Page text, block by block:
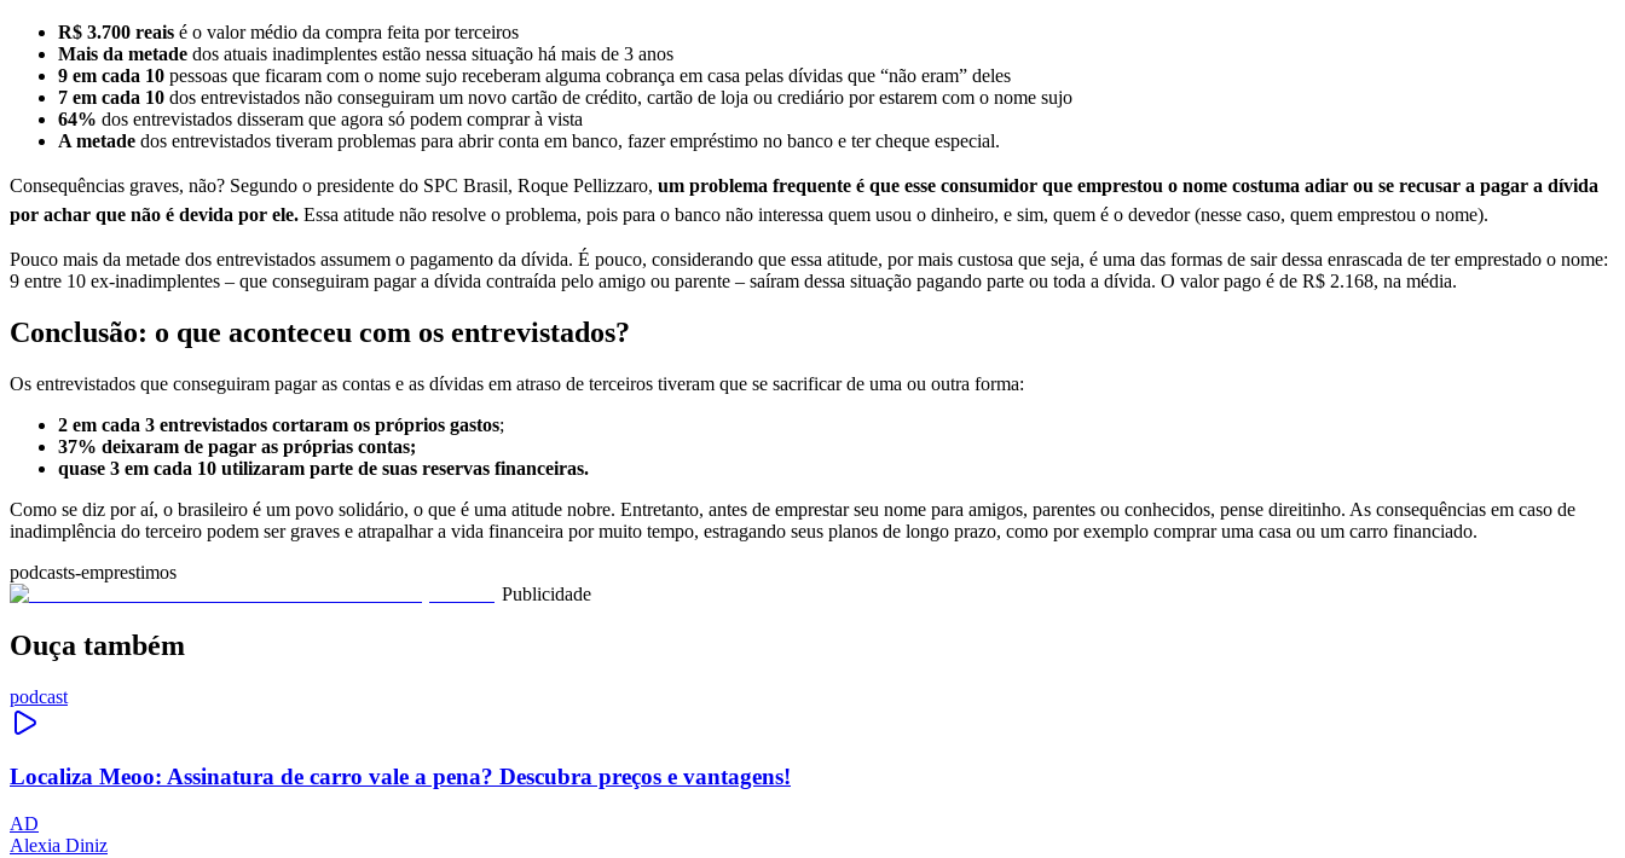
R$ 3.700 reais é o valor médio da compra feita por terceiros
Mais da metade dos atuais inadimplentes estão nessa situação há mais de 3 anos
9 em cada 10 pessoas que ficaram com o nome sujo receberam alguma cobrança em casa pelas dívidas que “não eram” deles
7 em cada 10 dos entrevistados não conseguiram um novo cartão de crédito, cartão de loja ou crediário por estarem com o nome sujo
64% dos entrevistados disseram que agora só podem comprar à vista
A metade dos entrevistados tiveram problemas para abrir conta em banco, fazer empréstimo no banco e ter cheque especial.
Consequências graves, não? Segundo o presidente do SPC Brasil, Roque Pellizzaro, um problema frequente é que esse consumidor que emprestou o nome costuma adiar ou se recusar a pagar a dívida
por achar que não é devida por ele. Essa atitude não resolve o problema, pois para o banco não interessa quem usou o dinheiro, e sim, quem é o devedor (nesse caso, quem emprestou o nome).
Pouco mais da metade dos entrevistados assumem o pagamento da dívida. É pouco, considerando que essa atitude, por mais custosa que seja, é uma das formas de sair dessa enrascada de ter emprestado o nome:
9 entre 10 ex-inadimplentes – que conseguiram pagar a dívida contraída pelo amigo ou parente – saíram dessa situação pagando parte ou toda a dívida. O valor pago é de R$ 2.168, na média.
Conclusão: o que aconteceu com os entrevistados?
Os entrevistados que conseguiram pagar as contas e as dívidas em atraso de terceiros tiveram que se sacrificar de uma ou outra forma:
2 em cada 3 entrevistados cortaram os próprios gastos;
37% deixaram de pagar as próprias contas;
quase 3 em cada 10 utilizaram parte de suas reservas financeiras.
Como se diz por aí, o brasileiro é um povo solidário, o que é uma atitude nobre. Entretanto, antes de emprestar seu nome para amigos, parentes ou conhecidos, pense direitinho. As consequências em caso de
inadimplência do terceiro podem ser graves e atrapalhar a vida financeira por muito tempo, estragando seus planos de longo prazo, como por exemplo comprar uma casa ou um carro financiado.
podcasts-emprestimos
Publicidade
Ouça também
podcast
Localiza Meoo: Assinatura de carro vale a pena? Descubra preços e vantagens!
AD
Alexia Diniz